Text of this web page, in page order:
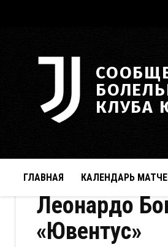
КЛУБА
ГЛАВНАЯ КАЛЕНДАРЬ
Леонардо
«Ювентус»